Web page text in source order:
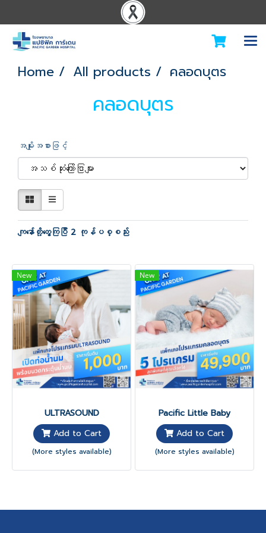
Home All products คลอดบุตร
คลอดบุตร
အမျိုးအစားဖြင့်
ကျနော်တို့တွေ့ကြပြီ 2 ကုန်ပစ္စည်း
New
ULTRASOUND
Add to Cart
(More styles available)
New
Pacific Little Baby
Add to Cart
(More styles available)